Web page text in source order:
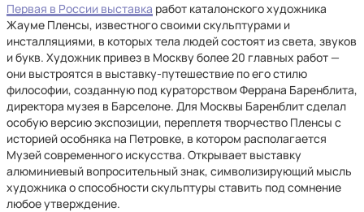
Первая в России выставка работ каталонского художника
Жауме Пленсы, известного своими скульптурами и
инсталляциями, в которых тела людей состоят из света, звуков
и букв. Художник привез в Москву более 20 главных работ —
они выстроятся в выставку-путешествие по его стилю
философии, созданную под кураторством Феррана Баренблита,
директора музея в Барселоне. Для Москвы Баренблит сделал
особую версию экспозиции, переплетя творчество Пленсы с
историей особняка на Петровке, в котором располагается
Музей современного искусства. Открывает выставку
алюминиевый вопросительный знак, символизирующий мысль
художника о способности скульптуры ставить под сомнение
любое утверждение.